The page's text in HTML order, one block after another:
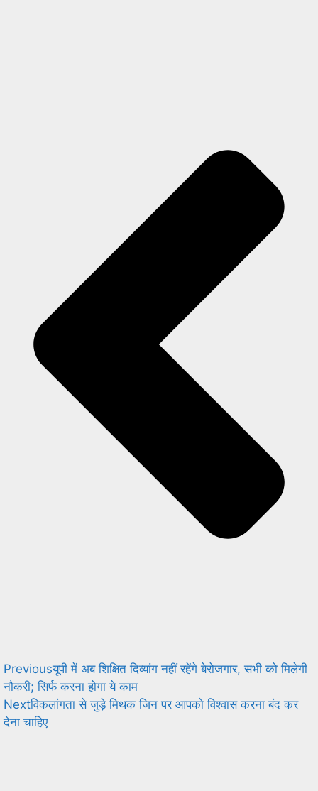
Previousयूपी में अब शिक्षित दिव्यांग नहीं रहेंगे बेरोजगार, सभी को मिलेगी
नौकरी; सिर्फ करना होगा ये काम
Nextविकलांगता से जुड़े मिथक जिन पर आपको विश्वास करना बंद कर
देना चाहिए